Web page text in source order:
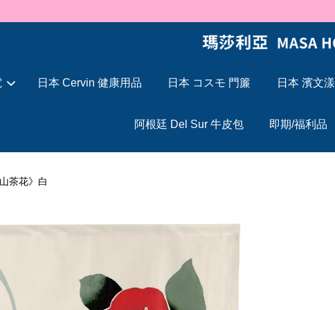
日本 Cervin 健康用品 日本 コスモ 門簾 日本 濱文
阿根廷 Del Sur 牛皮包 即期/福利品
茶花》白
您的購物車目前還